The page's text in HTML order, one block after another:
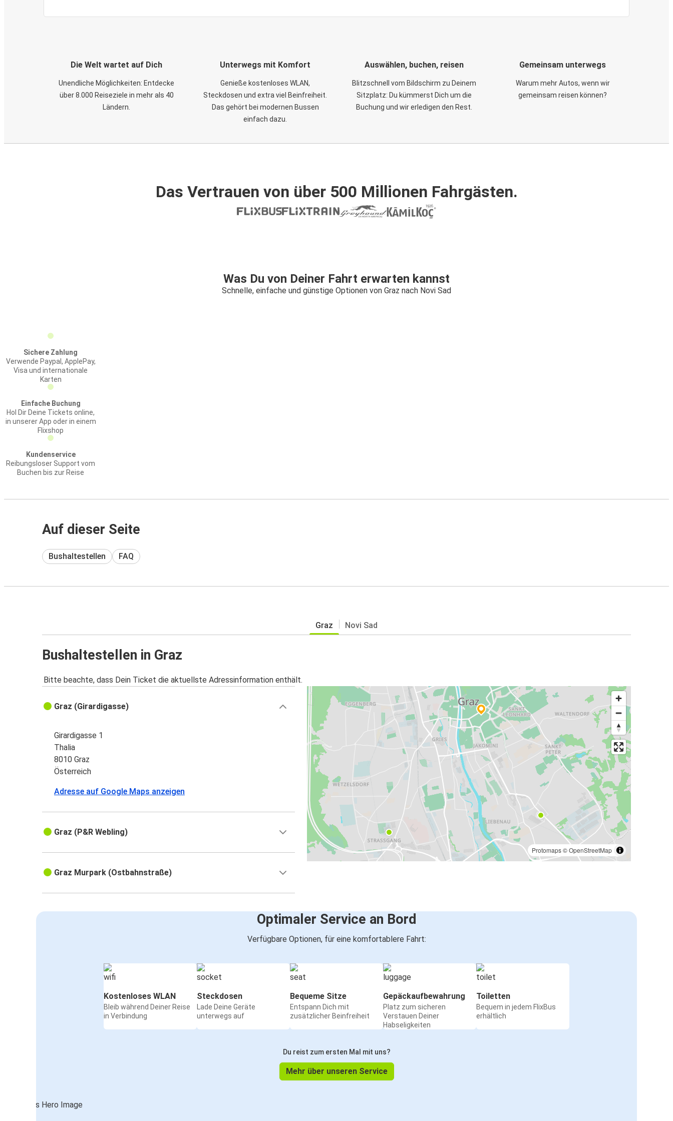
Die Welt wartet auf Dich
Unendliche Möglichkeiten: Entdecke
über 8.000 Reiseziele in mehr als 40
Ländern.
Unterwegs mit Komfort
Genieße kostenloses WLAN,
Steckdosen und extra viel Beinfreiheit.
Das gehört bei modernen Bussen
einfach dazu.
Auswählen, buchen, reisen
Blitzschnell vom Bildschirm zu Deinem
Sitzplatz: Du kümmerst Dich um die
Buchung und wir erledigen den Rest.
Gemeinsam unterwegs
Warum mehr Autos, wenn wir
gemeinsam reisen können?
Das Vertrauen von über 500 Millionen Fahrgästen.
Was Du von Deiner Fahrt erwarten kannst
Schnelle, einfache und günstige Optionen von Graz nach Novi Sad
Sichere Zahlung
Verwende Paypal, ApplePay,
Visa und internationale
Karten
Einfache Buchung
Hol Dir Deine Tickets online,
in unserer App oder in einem
Flixshop
Kundenservice
Reibungsloser Support vom
Buchen bis zur Reise
Auf dieser Seite
Bushaltestellen FAQ
Graz Novi Sad
Bushaltestellen in Graz
Bitte beachte, dass Dein Ticket die aktuellste Adressinformation enthält.
Protomaps©OpenStreetMap
Graz (Girardigasse)
Girardigasse 1
Thalia
8010 Graz
Österreich
Adresse auf Google Maps anzeigen
Graz (P&R Webling)
Graz Murpark (Ostbahnstraße)
Optimaler Service an Bord
Verfügbare Optionen, für eine komfortablere Fahrt:
Kostenloses WLAN
Bleib während Deiner Reise
in Verbindung
Steckdosen
Lade Deine Geräte
unterwegs auf
Bequeme Sitze
Entspann Dich mit
zusätzlicher Beinfreiheit
Gepäckaufbewahrung
Platz zum sicheren
Verstauen Deiner
Habseligkeiten
Toiletten
Bequem in jedem FlixBus
erhältlich
Du reist zum ersten Mal mit uns?
Mehr über unseren Service